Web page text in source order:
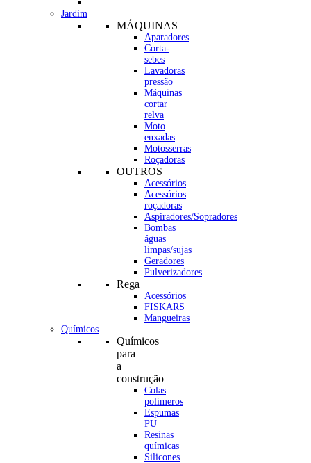
Jardim
MÁQUINAS
Aparadores
Corta-
sebes
Lavadoras
pressão
Máquinas
cortar
relva
Moto
enxadas
Motosserras
Roçadoras
OUTROS
Acessórios
Acessórios
roçadoras
Aspiradores/Sopradores
Bombas
águas
limpas/sujas
Geradores
Pulverizadores
Rega
Acessórios
FISKARS
Mangueiras
Químicos
Químicos
para
a
construção
Colas
polímeros
Espumas
PU
Resinas
químicas
Silicones